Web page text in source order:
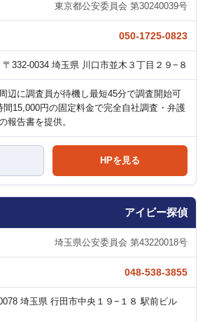
東京都公安委員会 第30240039号
050-1725-0823
〒332-0034 埼玉県 川口市並木３丁目２９−８
辺に調査員が待機し最短45分で調査開始可
間15,000円の固定料金で完全自社調査・弁護
報告書を提供。
HPを見る
アイビー探偵
埼玉県公安委員会 第43220018号
048-538-3855
埼玉県 行田市中央１９−１８ 駅前ビル